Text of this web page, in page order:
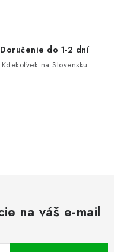
Doručenie do 1-2 dní
Kdekoľvek na Slovensku
na váš e-mail